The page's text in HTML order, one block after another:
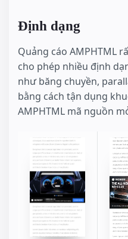
Định dạng
Quảng cáo AMPHTML
cho phép nhiều định
như băng chuyền,
bằng cách tận dụng
AMPHTML mã nguồn